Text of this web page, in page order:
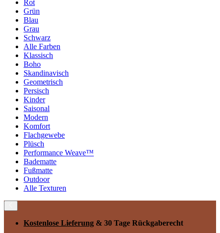
Rot
Grün
Blau
Grau
Schwarz
Alle Farben
Klassisch
Boho
Skandinavisch
Geometrisch
Persisch
Kinder
Saisonal
Modern
Komfort
Flachgewebe
Plüsch
Performance Weave™
Badematte
Fußmatte
Outdoor
Alle Texturen
Kostenlose Lieferung & 30 Tage Rückgaberecht